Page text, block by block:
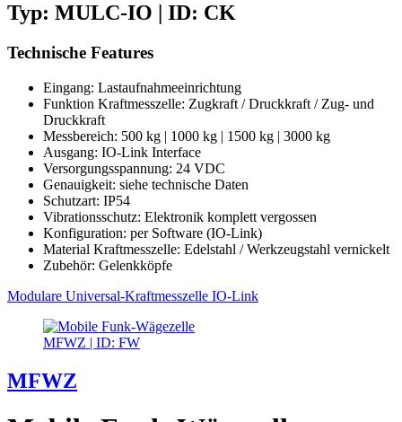
Typ: MULC-IO | ID: CK
Technische Features
Eingang: Lastaufnahmeeinrichtung
Funktion Kraftmesszelle: Zugkraft / Druckkraft / Zug- und
Druckkraft
Messbereich: 500 kg | 1000 kg | 1500 kg | 3000 kg
Ausgang: IO-Link Interface
Versorgungsspannung: 24 VDC
Genauigkeit: siehe technische Daten
Schutzart: IP54
Vibrationsschutz: Elektronik komplett vergossen
Konfiguration: per Software (IO-Link)
Material Kraftmesszelle: Edelstahl / Werkzeugstahl vernickelt
Zubehör: Gelenkköpfe
Modulare Universal-Kraftmesszelle IO-Link
MFWZ | ID: FW
MFWZ